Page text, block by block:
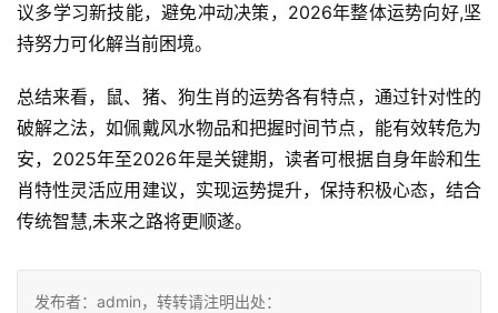
议多学习新技能，避免冲动决策，2026年整体运势向好,坚
持努力可化解当前困境。
总结来看，鼠、猪、狗生肖的运势各有特点，通过针对性的
破解之法，如佩戴风水物品和把握时间节点，能有效转危为
安，2025年至2026年是关键期，读者可根据自身年龄和生
肖特性灵活应用建议，实现运势提升，保持积极心态，结合
传统智慧,未来之路将更顺遂。
发布者：admin，转转请注明出处：